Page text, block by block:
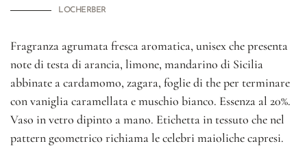
LOCHERBER
Fragranza agrumata fresca aromatica, unisex che presenta
note di testa di arancia, limone, mandarino di Sicilia
abbinate a cardamomo, zagara, foglie di the per terminare
con vaniglia caramellata e muschio bianco. Essenza al 20%.
Vaso in vetro dipinto a mano. Etichetta in tessuto che nel
pattern geometrico richiama le celebri maioliche capresi.